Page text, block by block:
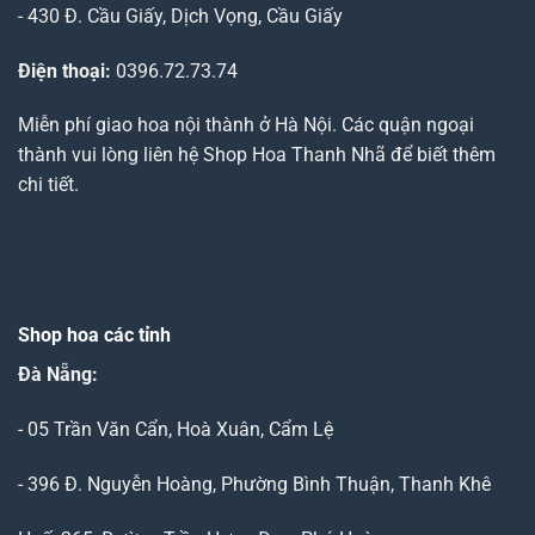
- 430 Đ. Cầu Giấy, Dịch Vọng, Cầu Giấy
Điện thoại: 0396.72.73.74
Miễn phí giao hoa nội thành ở Hà Nội. Các quận ngoại
thành vui lòng liên hệ Shop Hoa Thanh Nhã để biết thêm
chi tiết.
Shop hoa các tỉnh
Đà Nẵng:
- 05 Trần Văn Cẩn, Hoà Xuân, Cẩm Lệ
- 396 Đ. Nguyễn Hoàng, Phường Bình Thuận, Thanh Khê